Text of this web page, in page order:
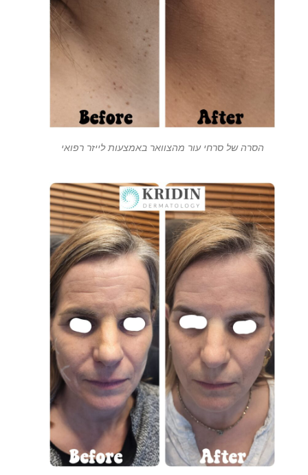
הסרה של סרחי עור מהצוואר באמצעות לייזר רפואי